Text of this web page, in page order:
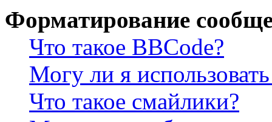
Форматирование
Что такое BBCode?
Могу ли я
Что такое смайлики?